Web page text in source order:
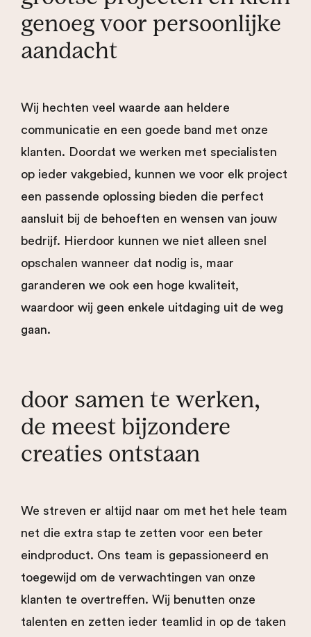
genoeg voor persoonlijke
aandacht
Wij hechten veel waarde aan heldere
communicatie en een goede band met onze
klanten. Doordat we werken met specialisten
op ieder vakgebied, kunnen we voor elk project
een passende oplossing bieden die perfect
aansluit bij de behoeften en wensen van jouw
bedrijf. Hierdoor kunnen we niet alleen snel
opschalen wanneer dat nodig is, maar
garanderen we ook een hoge kwaliteit,
waardoor wij geen enkele uitdaging uit de weg
gaan.
door samen te werken,
de meest bijzondere
creaties ontstaan
We streven er altijd naar om met het hele team
net die extra stap te zetten voor een beter
eindproduct. Ons team is gepassioneerd en
toegewijd om de verwachtingen van onze
klanten te overtreffen. Wij benutten onze
talenten en zetten ieder teamlid in op de taken